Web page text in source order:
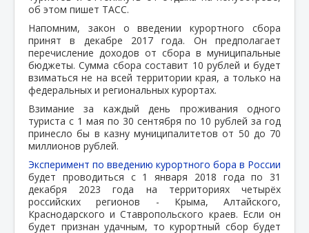
об этом пишет ТАСС.
Напомним, закон о введении курортного сбора
принят в декабре 2017 года. Он предполагает
перечисление доходов от сбора в муниципальные
бюджеты. Сумма сбора составит 10 рублей и будет
взиматься не на всей территории края, а только на
федеральных и региональных курортах.
Взимание за каждый день проживания одного
туриста с 1 мая по 30 сентября по 10 рублей за год
принесло бы в казну муниципалитетов от 50 до 70
миллионов рублей.
Эксперимент по введению курортного бора в России
будет проводиться с 1 января 2018 года по 31
декабря 2023 года на территориях четырёх
российских регионов - Крыма, Алтайского,
Краснодарского и Ставропольского краев. Если он
будет признан удачным, то курортный сбор будет